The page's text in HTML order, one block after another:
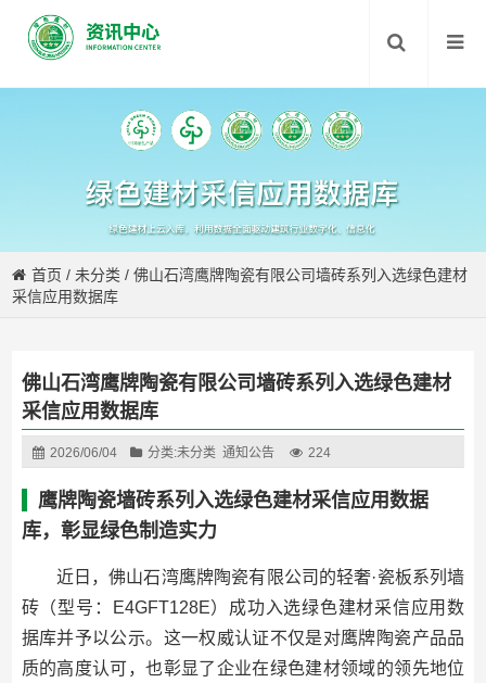
首页 /未分类 /佛山石湾鹰牌陶瓷有限公司墙砖系列入选绿色建材
采信应用数据库
佛山石湾鹰牌陶瓷有限公司墙砖系列入选绿色建材
采信应用数据库
2026/06/04 分类:未分类 通知公告 224
鹰牌陶瓷墙砖系列入选绿色建材采信应用数据
库，彰显绿色制造实力
近日，佛山石湾鹰牌陶瓷有限公司的轻奢·瓷板系列墙
砖（型号：E4GFT128E）成功入选绿色建材采信应用数
据库并予以公示。这一权威认证不仅是对鹰牌陶瓷产品品
质的高度认可，也彰显了企业在绿色建材领域的领先地位